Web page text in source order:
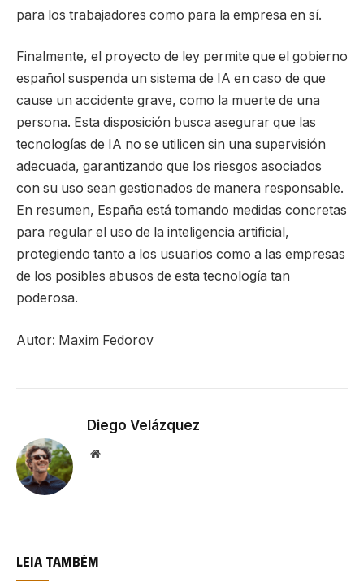
para los trabajadores como para la empresa en sí.
Finalmente, el proyecto de ley permite que el gobierno
español suspenda un sistema de IA en caso de que
cause un accidente grave, como la muerte de una
persona. Esta disposición busca asegurar que las
tecnologías de IA no se utilicen sin una supervisión
adecuada, garantizando que los riesgos asociados
con su uso sean gestionados de manera responsable.
En resumen, España está tomando medidas concretas
para regular el uso de la inteligencia artificial,
protegiendo tanto a los usuarios como a las empresas
de los posibles abusos de esta tecnología tan
poderosa.
Autor: Maxim Fedorov
Diego Velázquez
Website
LEIA TAMBÉM